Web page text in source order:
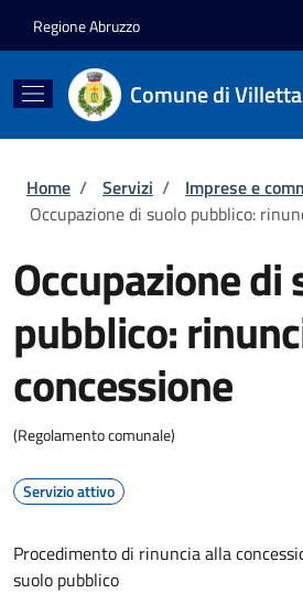
Regione Abruzzo
Comune di
Briciole di pane
Home / Servizi / Imprese e
Occupazione di suolo pubblico:
Occupazione di
pubblico:
concessione
(Regolamento comunale)
Servizio attivo
Procedimento di rinuncia alla
suolo pubblico